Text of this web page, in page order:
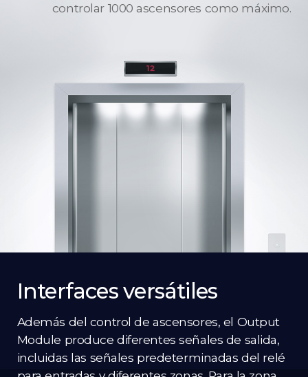
controlar 1000 ascensores como máximo.
Interfaces versátiles
Además del control de ascensores, el Output
Module produce diferentes señales de salida,
incluidas las señales predeterminadas del relé